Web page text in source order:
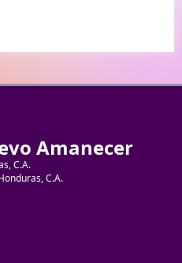
Amanecer
C.A.
C.A.